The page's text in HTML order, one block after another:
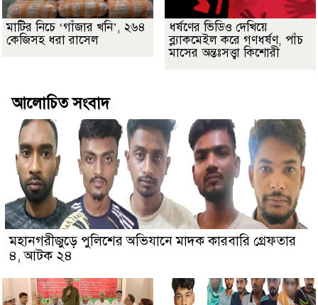
মাটির নিচে ‘গাঁজার খনি’, ২৬৪
কেজিসহ ধরা রাসেল
ধর্ষণের ভিডিও দেখিয়ে
ব্ল্যাকমেইল করে গণধর্ষণ, পাঁচ
মাসের অন্তঃসত্ত্বা কিশোরী
আলোচিত সংবাদ
মহানগরীজুড়ে পুলিশের অভিযানে মাদক কারবারি গ্রেফতার
৪, আটক ২৪